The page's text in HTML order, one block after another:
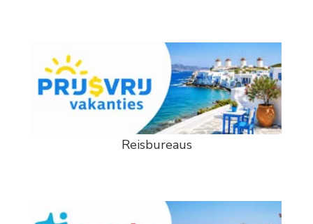
Reisbureaus